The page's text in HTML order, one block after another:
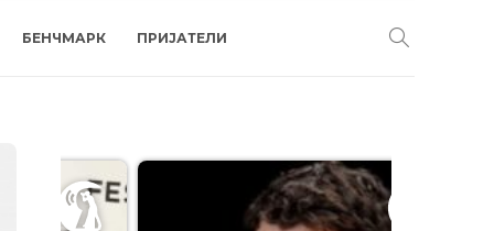
БЕНЧМАРК ПРИЈАТЕЛИ